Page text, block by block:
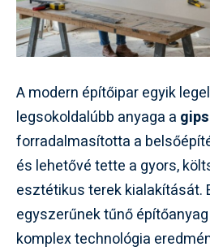
A modern építőipar egyik
legsokoldalúbb anyaga a
forradalmasította a
és lehetővé tette a gyors,
esztétikus terek kialakítását.
egyszerűnek tűnő
komplex technológia